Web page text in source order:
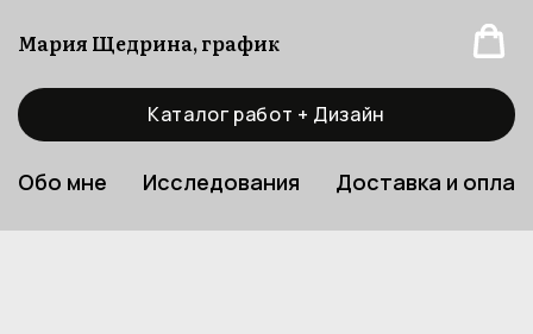
Мария Щедрина, график
Каталог работ + Дизайн
Обо мне Исследования Доставка и